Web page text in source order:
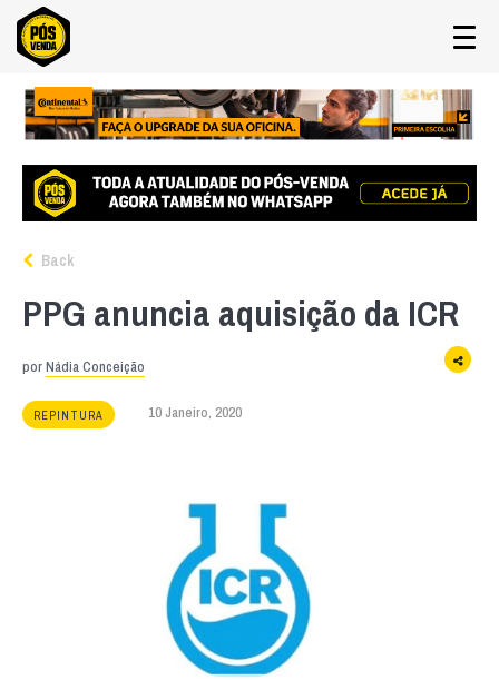
Back
PPG anuncia aquisição da ICR
porNádia Conceição
REPINTURA 10 Janeiro, 2020